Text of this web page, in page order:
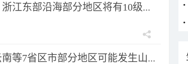
江东部沿海部分地区将有10级...
等7省区市部分地区可能发生山...